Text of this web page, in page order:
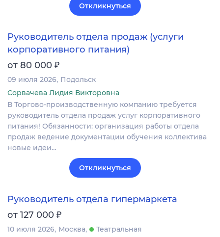
Откликнуться
Руководитель отдела продаж (услуги
корпоративного питания)
от 80 000 ₽
09 июля 2026 Подольск
Сорвачева Лидия Викторовна
В Торгово-производственную компанию требуется
руководитель отдела продаж услуг корпоративного
питания! Обязанности: организация работы отдела
продаж ведение документации обучения коллектива
новые идеи…
Откликнуться
Руководитель отдела гипермаркета
от 127 000 ₽
10 июля 2026 Москва
Театральная